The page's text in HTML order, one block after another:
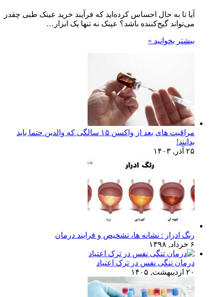
آیا تا به حال احساس کرده‌اید که فرآیند خرید عینک طبی چقدر
می‌تواند گیج‌کننده باشد؟ عینک نه تنها یک ابزار…
بیشتر بخوانید »
مراقبت های بعد از واکسن ۱۵ سالگی که والدین حتما باید
بدانند!
۲۵ آذر, ۱۴۰۳
رنگ ادرار : نشانه ها، تشخیص و فرایند درمان
۶ خرداد, ۱۳۹۸
درمان تنگی نفس در ترک اعتیاد
۲۰ اردیبهشت, ۱۴۰۵